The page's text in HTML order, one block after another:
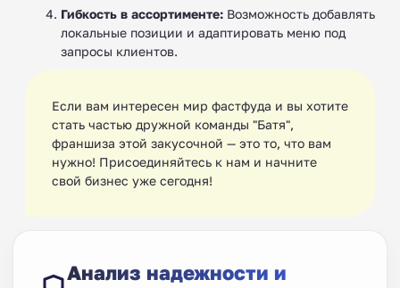
Гибкость в ассортименте: Возможность добавлять
локальные позиции и адаптировать меню под
запросы клиентов.
Если вам интересен мир фастфуда и вы хотите
стать частью дружной команды "Батя",
франшиза этой закусочной — это то, что вам
нужно! Присоединяйтесь к нам и начните
свой бизнес уже сегодня!
Анализ надежности и